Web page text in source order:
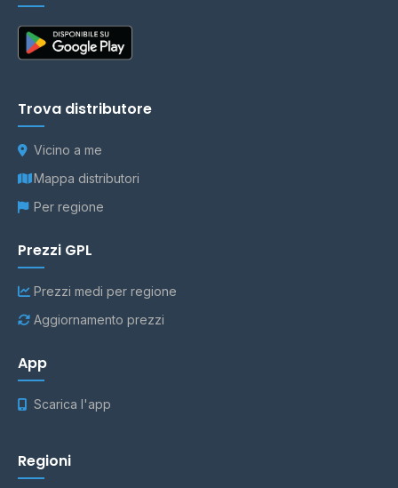
Trova distributore
Vicino a me
Mappa distributori
Per regione
Prezzi GPL
Prezzi medi per regione
Aggiornamento prezzi
App
Scarica l'app
Regioni